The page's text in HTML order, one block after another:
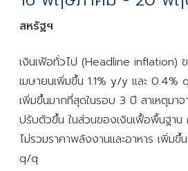
สหรัฐฯ
เงินเฟ้อทั่วไป (Headline inflation)
เมษายนเพิ่มขึ้น 1.1% y/y และ 0.4%
เพิ่มขึ้นมากที่สุดในรอบ 3 ปี สาเหตุมาจ
ปรับตัวขึ้น ในส่วนของเงินเฟื้อพื้นฐา
ไม่รวมราคาพลังงานและอาหาร เพิ่มขึ้
q/q